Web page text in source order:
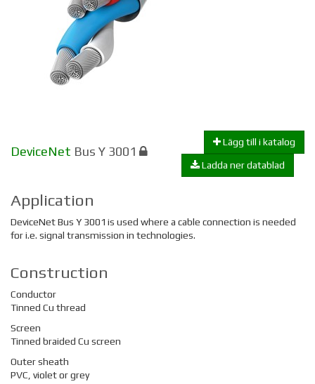
DeviceNet Bus Y 3001
Lägg till i katalog
Ladda ner datablad
Application
DeviceNet Bus Y 3001 is used where a cable connection is needed
for i.e. signal transmission in technologies.
Construction
Conductor
Tinned Cu thread
Screen
Tinned braided Cu screen
Outer sheath
PVC, violet or grey